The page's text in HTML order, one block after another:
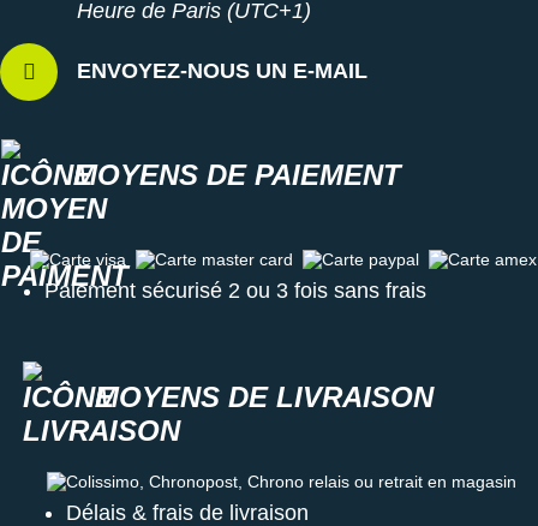
Heure de Paris (UTC+1)
ENVOYEZ-NOUS UN E-MAIL
MOYENS DE PAIEMENT
Carte visa Carte master card Carte paypal Carte amex
Paiement sécurisé 2 ou 3 fois sans frais
MOYENS DE LIVRAISON
Colissimo, Chronopost, Chrono relais ou retrait en magasin
Délais & frais de livraison